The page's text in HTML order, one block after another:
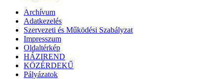
Archívum
Adatkezelés
Szervezeti és Működési Szabályzat
Impresszum
Oldaltérkép
HÁZIREND
KÖZÉRDEKŰ
Pályázatok